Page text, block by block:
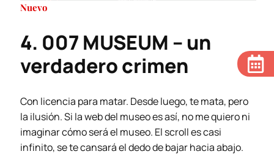
Nuevo
4. 007 MUSEUM – un
verdadero crimen
Con licencia para matar. Desde luego, te mata, pero
la ilusión. Si la web del museo es así, no me quiero ni
imaginar cómo será el museo. El scroll es casi
infinito, se te cansará el dedo de bajar hacia abajo.